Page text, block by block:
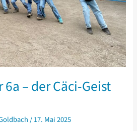
– der Cäci-Geist
/17. Mai 2025